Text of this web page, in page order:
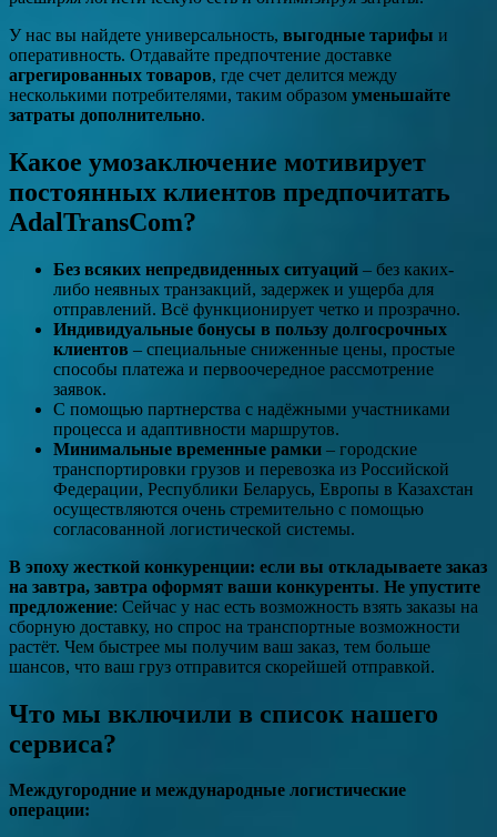
У нас вы найдете универсальность, выгодные тарифы и
оперативность. Отдавайте предпочтение доставке
агрегированных товаров, где счет делится между
несколькими потребителями, таким образом уменьшайте
затраты дополнительно.
Какое умозаключение мотивирует
постоянных клиентов предпочитать
AdalTransCom?
Без всяких непредвиденных ситуаций – без каких-
либо неявных транзакций, задержек и ущерба для
отправлений. Всё функционирует четко и прозрачно.
Индивидуальные бонусы в пользу долгосрочных
клиентов – специальные сниженные цены, простые
способы платежа и первоочередное рассмотрение
заявок.
С помощью партнерства с надёжными участниками
процесса и адаптивности маршрутов.
Минимальные временные рамки – городские
транспортировки грузов и перевозка из Российской
Федерации, Республики Беларусь, Европы в Казахстан
осуществляются очень стремительно с помощью
согласованной логистической системы.
В эпоху жесткой конкуренции: если вы откладываете заказ
на завтра, завтра оформят ваши конкуренты. Не упустите
предложение: Сейчас у нас есть возможность взять заказы на
сборную доставку, но спрос на транспортные возможности
растёт. Чем быстрее мы получим ваш заказ, тем больше
шансов, что ваш груз отправится скорейшей отправкой.
Что мы включили в список нашего
сервиса?
Междугородние и международные логистические
операции: